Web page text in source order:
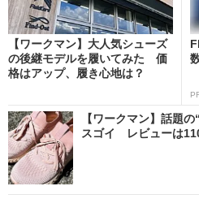
【ワークマン】大人気シューズ
の後継モデルを履いてみた 価
格はアップ、履き心地は？
【ワークマン】話題
スゴイ レビューは